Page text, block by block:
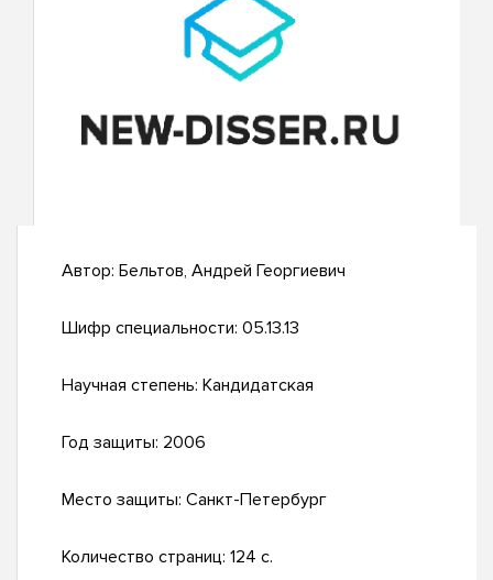
Автор: Бельтов, Андрей Георгиевич
Шифр специальности: 05.13.13
Научная степень: Кандидатская
Год защиты: 2006
Место защиты: Санкт-Петербург
Количество страниц: 124 с.